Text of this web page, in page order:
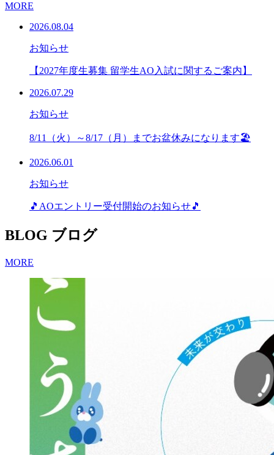
MORE
2026.08.04
お知らせ
【2027年度生募集 留学生AO入試に関するご案内】
2026.07.29
お知らせ
8/11（火）～8/17（月）までお盆休みになります🏖
2026.06.01
お知らせ
🎵AOエントリー受付開始のお知らせ🎵
BLOG ブログ
MORE